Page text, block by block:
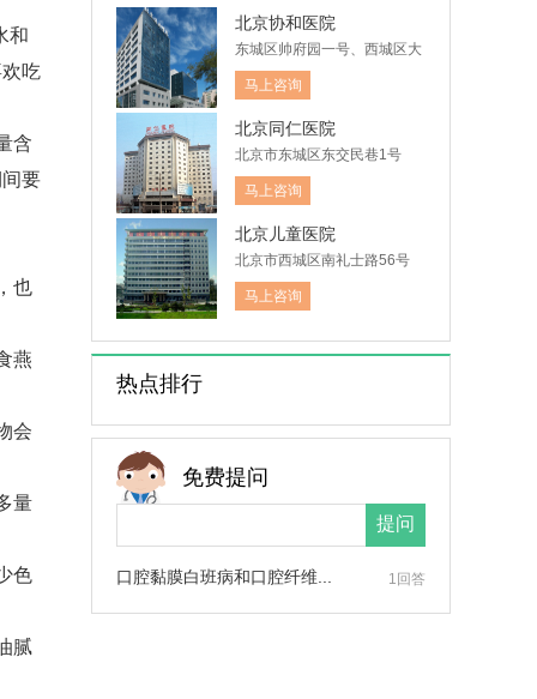
和
吃
含
要
也
燕
会
量
色
腻
北京协和医院
东城区帅府园一号、西城区大
木仓胡同41号
马上咨询
北京同仁医院
北京市东城区东交民巷1号
马上咨询
北京儿童医院
北京市西城区南礼士路56号
马上咨询
热点排行
免费提问
口腔黏膜白班病和口腔纤维... 1回答